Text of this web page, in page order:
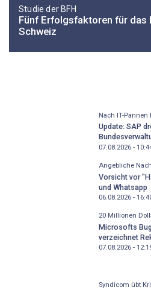
Studie der BFH
Fünf Erfolgsfaktoren für das
Schweiz
Nach IT-
Update: SAP
07.08.2026 -
Angebliche
Vorsicht vor
und Whatsapp
06.08.2026 -
20 Millionen
Microsofts
verzeichnet
07.08.2026 -
Syndicom übt